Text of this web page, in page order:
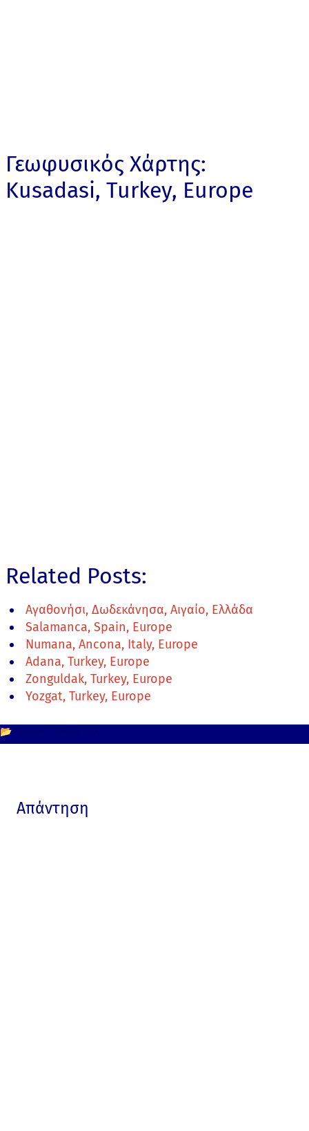
Γεωφυσικός Χάρτης:
Kusadasi, Turkey, Europe
Related Posts:
Αγαθονήσι, Δωδεκάνησα, Αιγαίο, Ελλάδα
Salamanca, Spain, Europe
Numana, Ancona, Italy, Europe
Adana, Turkey, Europe
Zonguldak, Turkey, Europe
Yozgat, Turkey, Europe
📂
Απάντηση